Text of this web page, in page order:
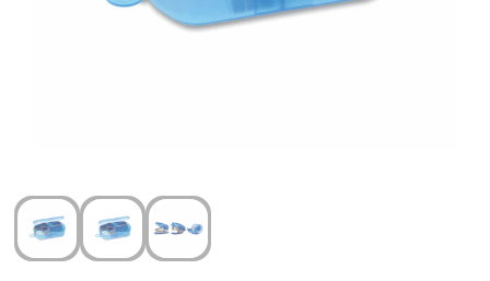
Wijn, bier en proeverij
Zomerpakketten